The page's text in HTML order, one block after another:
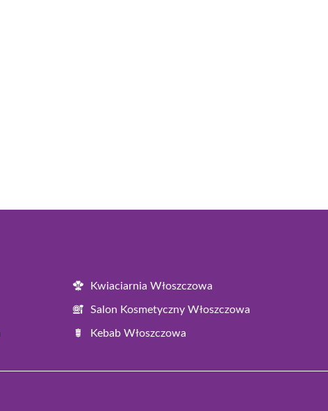
Kwiaciarnia Włoszczowa
Salon Kosmetyczny Włoszczowa
Kebab Włoszczowa